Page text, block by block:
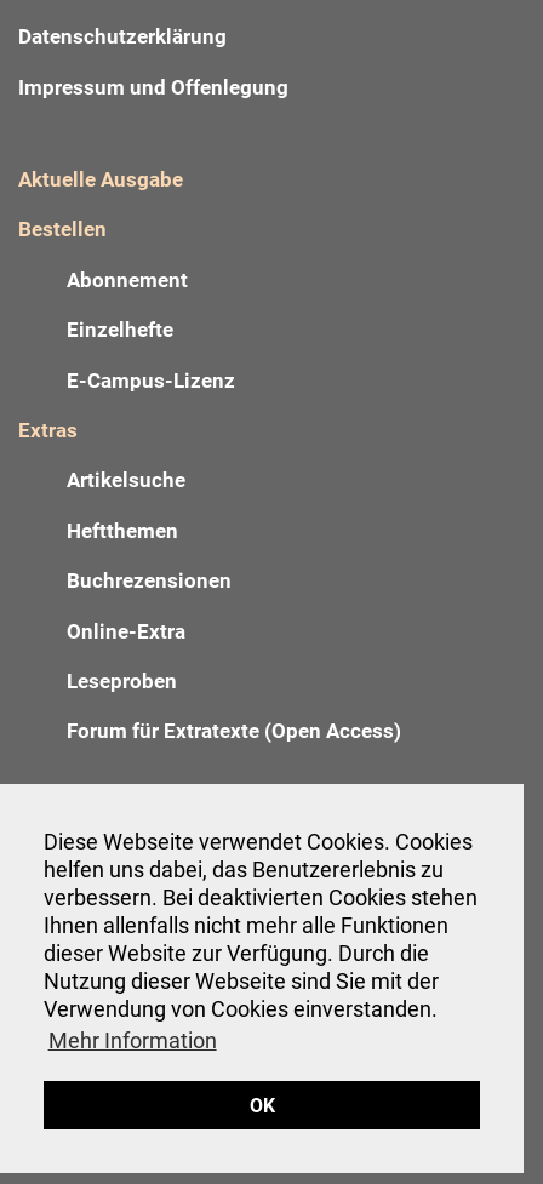
Diese Webseite verwendet Cookies. Cookies
helfen uns dabei, das Benutzererlebnis zu
verbessern. Bei deaktivierten Cookies stehen
Ihnen allenfalls nicht mehr alle Funktionen
dieser Website zur Verfügung. Durch die
Nutzung dieser Webseite sind Sie mit der
Verwendung von Cookies einverstanden.
Mehr Information
OK
Datenschutzerklärung
Impressum und Offenlegung
Aktuelle Ausgabe
Bestellen
Abonnement
Einzelhefte
E-Campus-Lizenz
Extras
Artikelsuche
Heftthemen
Buchrezensionen
Online-Extra
Leseproben
Forum für Extratexte (Open Access)
Anzeigenannahme
Verwaltung
Veranstaltungen
Hinweise für Autor:innen